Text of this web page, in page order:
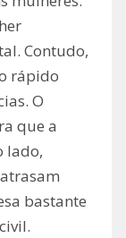
Contudo,
rápido
O
que a
lado,
bastante